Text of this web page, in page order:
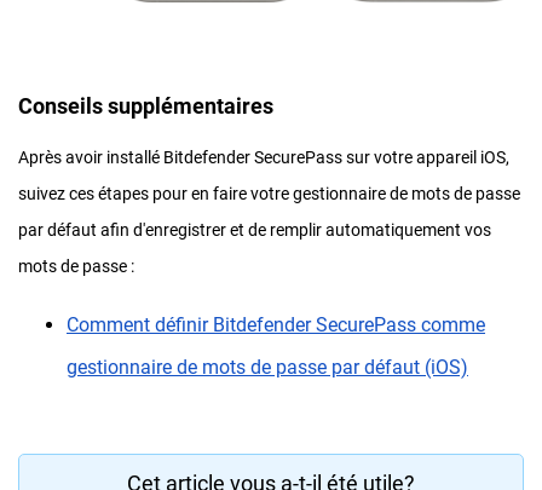
Conseils supplémentaires
Après avoir installé Bitdefender SecurePass sur votre appareil iOS,
suivez ces étapes pour en faire votre gestionnaire de mots de passe
par défaut afin d'enregistrer et de remplir automatiquement vos
mots de passe :
Comment définir Bitdefender SecurePass comme
gestionnaire de mots de passe par défaut (iOS)
Cet article vous a-t-il été utile?